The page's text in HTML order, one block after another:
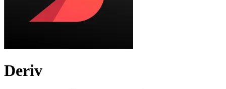
Deriv